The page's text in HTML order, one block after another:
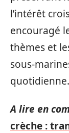
l’intérêt
encouragé
thèmes et
sous-
quotidienne.
A lire en
crèche :